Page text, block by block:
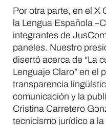
Por otra parte, en el X
la Lengua Española
integrantes de
paneles. Nuestro
disertó acerca de “La
Lenguaje Claro” en el
transparencia
comunicación y la
Cristina Carretero
tecnicismo jurídico a